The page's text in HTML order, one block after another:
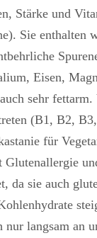
Stärke und
Sie enthalten
Eisen,
sehr
(B1, B2,
für
Glutenallergie
da sie auch
langsam an